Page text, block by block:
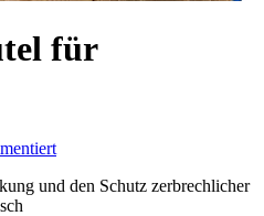
für
und den Schutz zerbrechlicher